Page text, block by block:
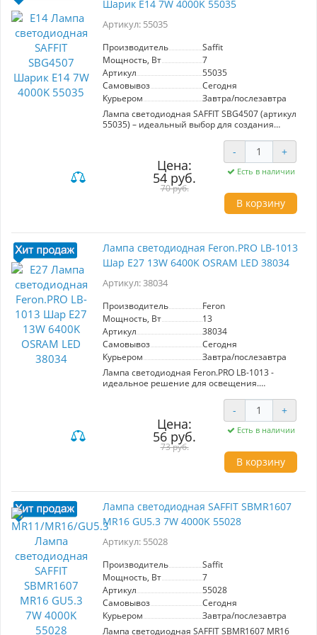
Шарик E14 7W 4000K 55035
Артикул: 55035
Производитель
Saffit
Мощность, Вт
7
Артикул
55035
Самовывоз
Сегодня
Курьером
Завтра/послезавтра
Лампа светодиодная SAFFIT SBG4507 (артикул
55035) – идеальный выбор для создания
цветовой температурой 4000K она излучает
яркий белый свет с потоком 560Lm. Матовый
рассеиватель обеспечивает равномерное
распределение света под углом 220°.
Компактная форма G45 и цоколь E14
позволяют легко интегрировать лампу в
делают эту лампу отличным решением для
Цена:
54 руб.
70 руб.
- +
Есть в наличии
В корзину
Лампа светодиодная Feron.PRO LB-1013
Шар E27 13W 6400K OSRAM LED 38034
Артикул: 38034
Производитель
Feron
Мощность, Вт
13
Артикул
38034
Самовывоз
Сегодня
Курьером
Завтра/послезавтра
Лампа светодиодная Feron.PRO LB-1013 -
идеальное решение для освещения.
с углом рассеивания 220°, создавая
комфортное дневное освещение при
цветовой температуре 6400K. Матовый белый
рассеиватель гарантирует равномерное
распределение света. Лампа имеет
стандартный цоколь E27 и подходит для
напряжения 220V. Компактные размеры
различных интерьеров. Энергоэффективность
преимущества этой модели.
Цена:
56 руб.
73 руб.
- +
Есть в наличии
В корзину
Лампа светодиодная SAFFIT SBMR1607
MR16 GU5.3 7W 4000K 55028
Артикул: 55028
Производитель
Saffit
Мощность, Вт
7
Артикул
55028
Самовывоз
Сегодня
Курьером
Завтра/послезавтра
Лампа светодиодная SAFFIT SBMR1607 MR16